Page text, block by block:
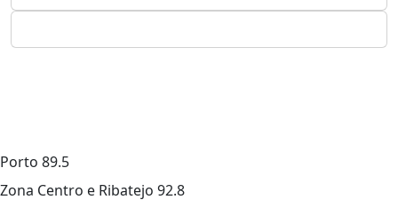
Porto 89.5
Zona Centro e Ribatejo 92.8